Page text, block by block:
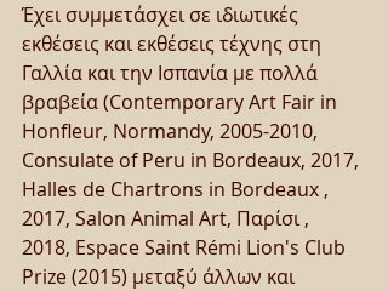
Έχει συμμετάσχει σε ιδιωτικές
εκθέσεις και εκθέσεις τέχνης στη
Γαλλία και την Ισπανία με πολλά
βραβεία (Contemporary Art Fair in
Honfleur, Normandy, 2005-2010,
Consulate of Peru in Bordeaux, 2017,
Halles de Chartrons in Bordeaux ,
2017, Salon Animal Art, Παρίσι ,
2018, Espace Saint Rémi Lion's Club
Prize (2015) μεταξύ άλλων και